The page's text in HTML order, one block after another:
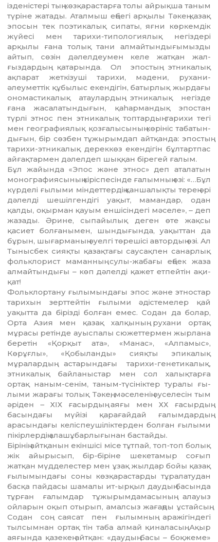
ізденістері тың көзқарастарға толы айрықша таным
түріне жатады. Аталмыш еңбегі арқылы Тәкең қазақ
эпосын тек поэтикалық сипаты, яғни көркемдік
жүйесі мен тарихи-типологиялық негіздері
арқылы ғана толық тани алмайтындығымызды
айтып, сөзін дәлелдеумен келе жатқан жал­
ғыздардың қатарында. Ол эпостың этни­ка­лық
ақпарат жеткізуші тарихи, мәдени, рухани-
әлеуметтік құбылыс екендігін, ба­тыр­лық жырдағы
ономастикалық атау­лар­дың этникалық негізде
ғана жасалатын­ды­ғын, қаһармандық эпостан
түрлі этнос пен этникалық топтардың тарихи тегі
мен геог­рафиялық қозғалысының көрініс таба­тын­
дығын, бір сөзбен тұжырымдап айтқанда: эпос­тың
тарихи-этникалық дереккөз екен­дігін бұлтартпас
айғақтармен дәлелдеп шы­қ­қан бірегей ғалым.
Бұл жайында «Эпос және этнос» деп ата­­ла­тын
монографиясының кіріспесінде ға­лым­ның өзі: «…Бұл
күрделі ғылыми мін­дет­тердің қаншалықты терең әрі
дәлелді шешіл­ген­дігі уақыт, мамандар, одан
қалды, оқыр­ман қауым еншісіндегі мәселе», – деп
жазады. Әрине, сыпайылық деген өте жақсы
қасиет болғанымен, шындығында, уақыттан да
бұрын, шығарманың әуелгі төрешісі автор­дың өзі. Ал
Тынысбек сияқты қазақ­тағы саусақпен санарлық
фольклорист маманның сулы-жабағы еңбек жаза
ал­май­­тындығы – көп дәлелді қажет етпейтін ақи­
қат!
Фольклортану ғылымындағы эпос және этностар
тарихын зерттейтін ғылыми әдіс­темелер қай
уақытта да бірізді болған емес. Содан да болар,
Орта Азия мен қазақ хал­қы­­ның рухани ортақ
мұрасы ретінде ауыс­палы сюжеттермен жырлана
беретін «Қорқыт ата», «Манас», «Алпамыс»,
Көрұғлы», «Қобы­лан­ды» сияқты эпикалық
мұралардың аста­рындағы тарихи-генетикалық,
этни­ка­лық байланыстар мен сол халықтарға
ортақ на­ным-сенім, таным-түсініктер туралы ғы­
лыми жарағы толық Тәкең, мәселенің әусе­лесін тым
әріден – ХIХ ғасырдың аяғы мен ХХ ғасырдың
басындағы мүйізі қарағайдай ғалымдардың
арасындағы келіспеу­шілік­терден болған ғылыми
пікірлердің алашұ­бар­лығынан бастайды.
Бірінің айтқанын екіншісі місе тұтпай, топ-топ болық
жік айырысып, бір-біріне ше­кетамыр соғып
жатқан мүдделестер мен ұзақ жылдар бойы қазақ
ғылымындағы соны көзқарастарды тұралатудан
басқа пайдасы шамалы ит-ырқыл даудың басында
тұрған ғалымдар тұжырымдама­сы­ның а­лауыз
ойларын оқып отырып, амалсыз жа­ғаңды ұстайсың.
Содан соң саясат пен ғы­лымның аражігіндегі
тылсымнан ортақ тін таба алмай қиналасың. Ақыр
аяғында қазекең айтқан: «даудың басы – боқжеме»